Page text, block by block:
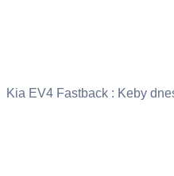
Kia EV4 Fastback : Keby